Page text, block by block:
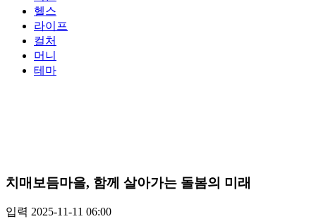
헬스
라이프
컬처
머니
테마
치매보듬마을, 함께 살아가는 돌봄의 미래
입력 2025-11-11 06:00